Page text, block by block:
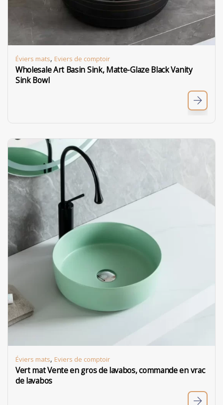
Éviers mats, Eviers de comptoir
Wholesale Art Basin Sink, Matte-Glaze Black Vanity
Sink Bowl
Éviers mats, Eviers de comptoir
Vert mat Vente en gros de lavabos, commande en vrac
de lavabos